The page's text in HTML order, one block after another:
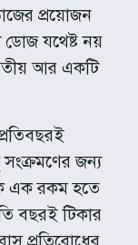
প্রয়োজন
ডোজ যথেষ্ট নয়
আর একটি
জন্য
এক রকম হতে
বছরই টিকার